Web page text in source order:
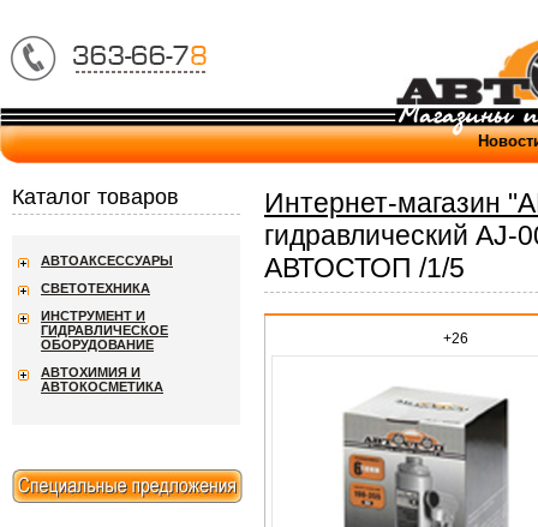
Интернет-магазин
гидравлический
АВТОСТОП /1/5
+26
Каталог товаров
АВТОАКСЕССУАРЫ
СВЕТОТЕХНИКА
ИНСТРУМЕНТ И
ГИДРАВЛИЧЕСКОЕ
ОБОРУДОВАНИЕ
АВТОХИМИЯ И
АВТОКОСМЕТИКА